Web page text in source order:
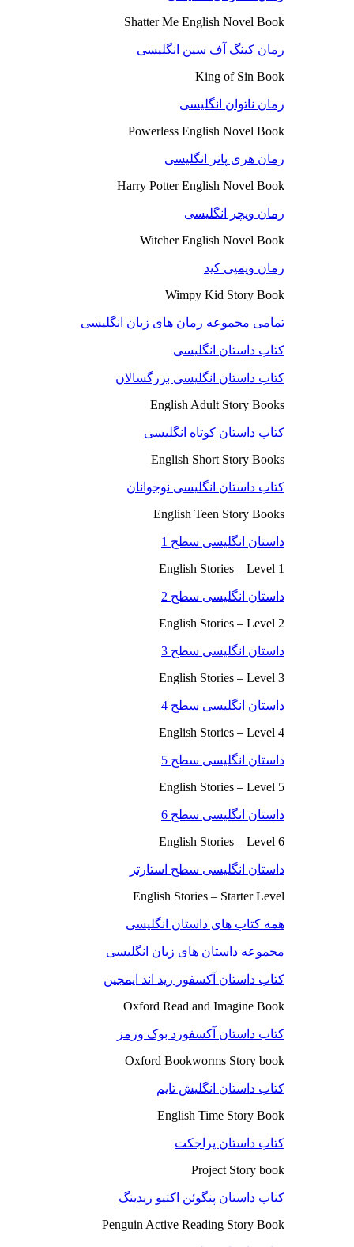
Shatter Me English Novel Book
رمان کینگ آف سین انگلیسی
King of Sin Book
رمان ناتوان انگلیسی
Powerless English Novel Book
رمان هری پاتر انگلیسی
Harry Potter English Novel Book
رمان ویچر انگلیسی
Witcher English Novel Book
رمان ویمپی کید
Wimpy Kid Story Book
تمامی مجموعه رمان های زبان انگلیسی
کتاب داستان انگلیسی
کتاب داستان انگلیسی بزرگسالان
English Adult Story Books
کتاب داستان کوتاه انگلیسی
English Short Story Books
کتاب داستان انگلیسی نوجوانان
English Teen Story Books
داستان انگلیسی سطح 1
English Stories – Level 1
داستان انگلیسی سطح 2
English Stories – Level 2
داستان انگلیسی سطح 3
English Stories – Level 3
داستان انگلیسی سطح 4
English Stories – Level 4
داستان انگلیسی سطح 5
English Stories – Level 5
داستان انگلیسی سطح 6
English Stories – Level 6
داستان انگلیسی سطح استارتر
English Stories – Starter Level
همه کتاب های داستان انگلیسی
مجموعه داستان های زبان انگلیسی
کتاب داستان آکسفور رید اند ایمجین
Oxford Read and Imagine Book
کتاب داستان آکسفورد بوک ورمز
Oxford Bookworms Story book
کتاب داستان انگلیش تایم
English Time Story Book
کتاب داستان پراجکت
Project Story book
کتاب داستان پنگوئن اکتیو ریدینگ
Penguin Active Reading Story Book